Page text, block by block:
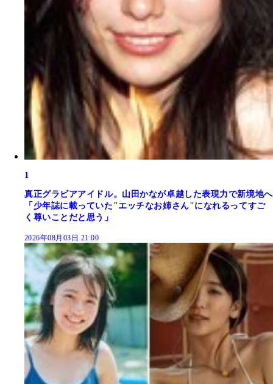
1
真正グラビアアイドル。山田かなが卓越した表現力で新境地へ
「少年誌に載っていた"エッチなお姉さん"になれるってすご
く尊いことだと思う」
2026年08月03日 21:00